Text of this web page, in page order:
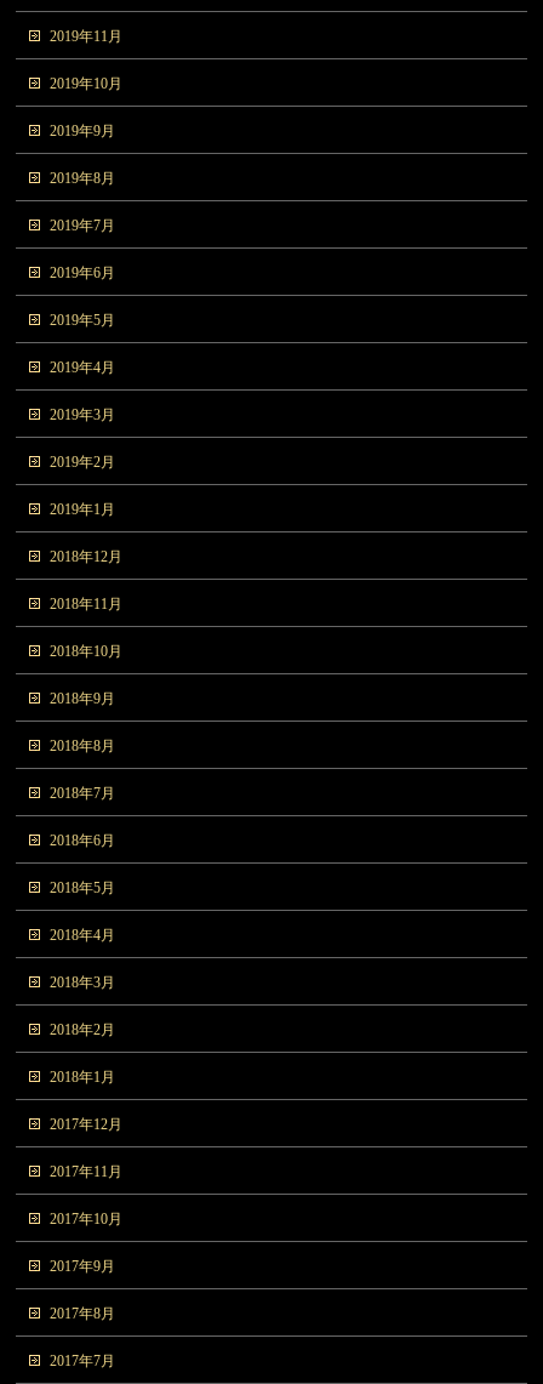
2019年11月
2019年10月
2019年9月
2019年8月
2019年7月
2019年6月
2019年5月
2019年4月
2019年3月
2019年2月
2019年1月
2018年12月
2018年11月
2018年10月
2018年9月
2018年8月
2018年7月
2018年6月
2018年5月
2018年4月
2018年3月
2018年2月
2018年1月
2017年12月
2017年11月
2017年10月
2017年9月
2017年8月
2017年7月